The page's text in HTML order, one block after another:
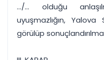
.../... olduğu
uyuşmazlığın,
görülüp